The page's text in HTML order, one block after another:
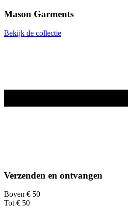
Mason Garments
Bekijk de collectie
Verzenden en ontvangen
Boven € 50
Tot € 50